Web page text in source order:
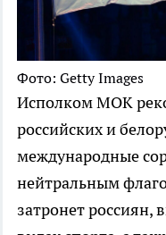
Фото: Getty Images
Исполком МОК
российских и
международные
нейтральным
затронет